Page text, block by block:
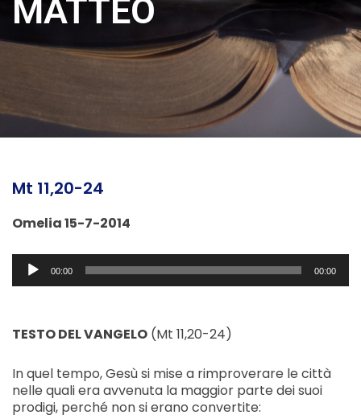
MATTEO
Mt 11,20-24
Omelia 15-7-2014
Audio
Player00:00 00:00
TESTO DEL VANGELO (Mt 11,20-24)
In quel tempo, Gesù si mise a rimproverare le città
nelle quali era avvenuta la maggior parte dei suoi
prodigi, perché non si erano convertite: